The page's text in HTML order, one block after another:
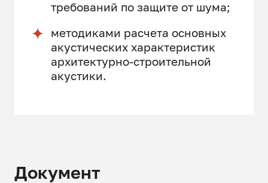
требований по защите от шума;
методиками расчета основных
акустических характеристик
архитектурно-строительной
акустики.
Документ